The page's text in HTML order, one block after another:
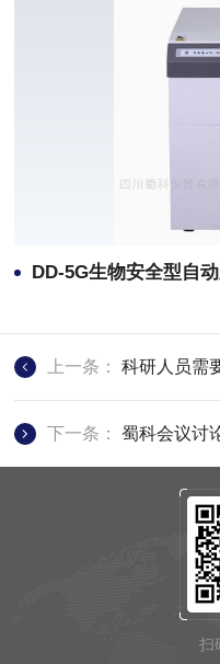
DD-5G生物安全型自
上一条：科研人员需要了
下一条：蜀科会议讨
扫